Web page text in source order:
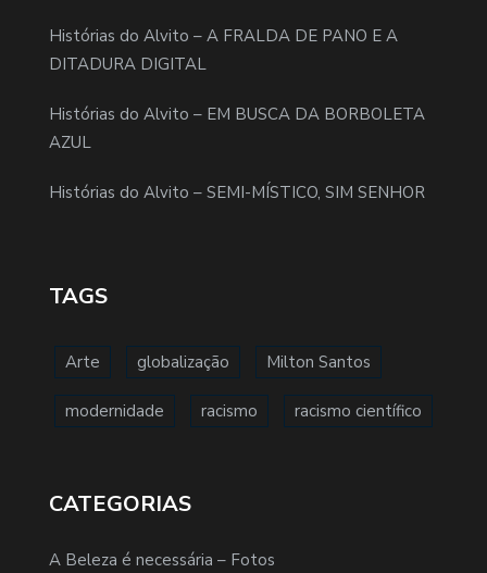
Histórias do Alvito – A FRALDA DE PANO E A
DITADURA DIGITAL
Histórias do Alvito – EM BUSCA DA BORBOLETA
AZUL
Histórias do Alvito – SEMI-MÍSTICO, SIM SENHOR
TAGS
Arte globalização Milton Santos
modernidade racismo racismo científico
CATEGORIAS
A Beleza é necessária – Fotos